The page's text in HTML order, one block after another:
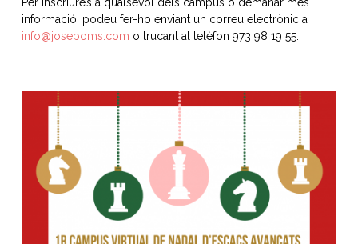
informació, podeu fer-ho enviant un correu electrònic a
info@josepoms.com o trucant al telèfon 973 98 19 55.